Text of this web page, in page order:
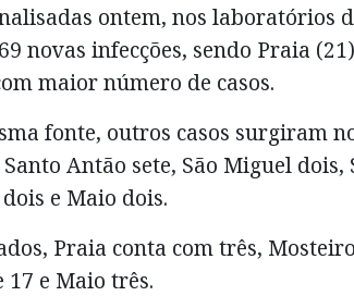
ontem, nos laboratórios
novas infecções, sendo Praia
maior número de casos.
fonte, outros casos surgiram
Antão sete, São Miguel dois,
e Maio dois.
Praia conta com três,
17 e Maio três.